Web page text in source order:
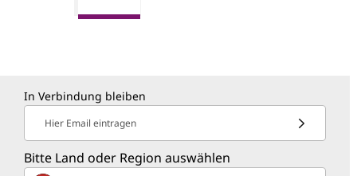
In Verbindung bleiben
Hier Email eintragen
Bitte Land oder Region auswählen